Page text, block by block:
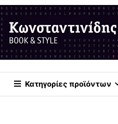
Κατηγορίες προϊόντων